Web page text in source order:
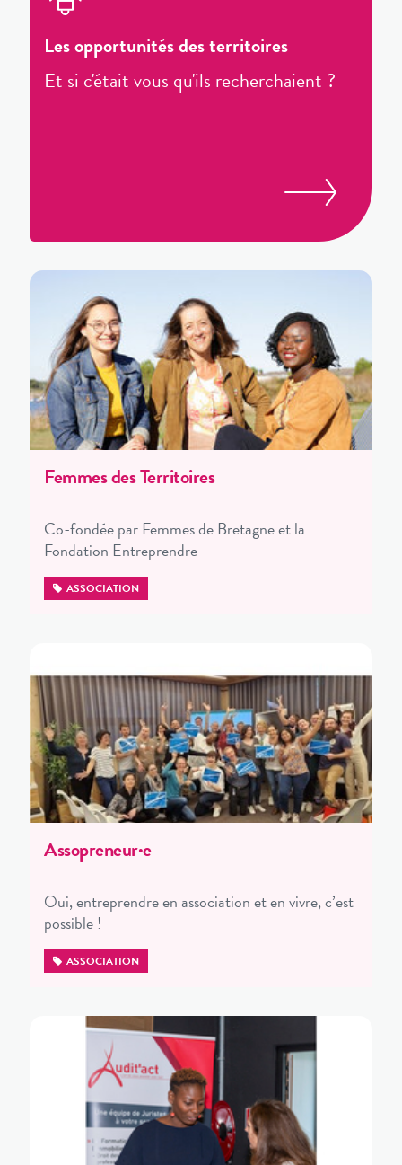
Les opportunités des territoires
Et si c'était vous qu'ils recherchaient ?
Femmes des Territoires
Co-fondée par Femmes de Bretagne et la
Fondation Entreprendre
ASSOCIATION
Assopreneur·e
Oui, entreprendre en association et en vivre, c’est
possible !
ASSOCIATION